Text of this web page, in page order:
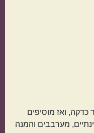
כדקה, ואז מוסיפים
מערבבים והמנה